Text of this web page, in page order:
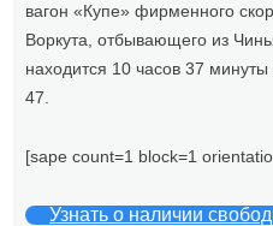
вагон «Купе» фирменного
Воркута, отбывающего из
находится 10 часов 37
47.
[sape count=1 block=1
Узнать о наличии